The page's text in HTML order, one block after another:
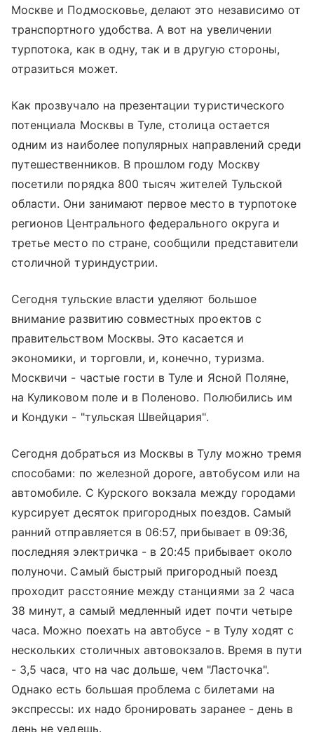
Москве и Подмосковье, делают это независимо от
транспортного удобства. А вот на увеличении
турпотока, как в одну, так и в другую стороны,
отразиться может.
Как прозвучало на презентации туристического
потенциала Москвы в Туле, столица остается
одним из наиболее популярных направлений среди
путешественников. В прошлом году Москву
посетили порядка 800 тысяч жителей Тульской
области. Они занимают первое место в турпотоке
регионов Центрального федерального округа и
третье место по стране, сообщили представители
столичной туриндустрии.
Сегодня тульские власти уделяют большое
внимание развитию совместных проектов с
правительством Москвы. Это касается и
экономики, и торговли, и, конечно, туризма.
Москвичи - частые гости в Туле и Ясной Поляне,
на Куликовом поле и в Поленово. Полюбились им
и Кондуки - "тульская Швейцария".
Сегодня добраться из Москвы в Тулу можно тремя
способами: по железной дороге, автобусом или на
автомобиле. С Курского вокзала между городами
курсирует десяток пригородных поездов. Самый
ранний отправляется в 06:57, прибывает в 09:36,
последняя электричка - в 20:45 прибывает около
полуночи. Самый быстрый пригородный поезд
проходит расстояние между станциями за 2 часа
38 минут, а самый медленный идет почти четыре
часа. Можно поехать на автобусе - в Тулу ходят с
нескольких столичных автовокзалов. Время в пути
- 3,5 часа, что на час дольше, чем "Ласточка".
Однако есть большая проблема с билетами на
экспрессы: их надо бронировать заранее - день в
день не уедешь.